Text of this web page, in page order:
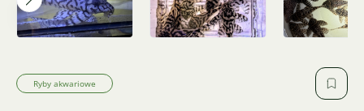
Ryby akwariowe